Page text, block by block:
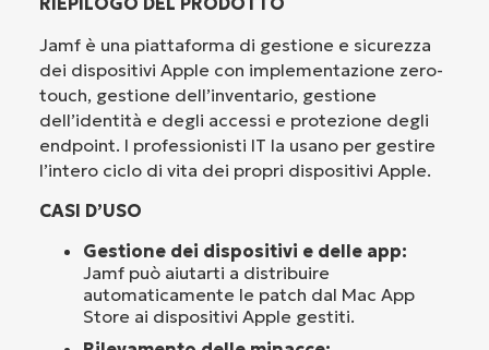
Jamf è una piattaforma di gestione e sicurezza
dei dispositivi Apple con implementazione zero-
touch, gestione dell’inventario, gestione
dell’identità e degli accessi e protezione degli
endpoint. I professionisti IT la usano per gestire
l’intero ciclo di vita dei propri dispositivi Apple.
CASI D’USO
Gestione dei dispositivi e delle app:
Jamf può aiutarti a distribuire
automaticamente le patch dal Mac App
Store ai dispositivi Apple gestiti.